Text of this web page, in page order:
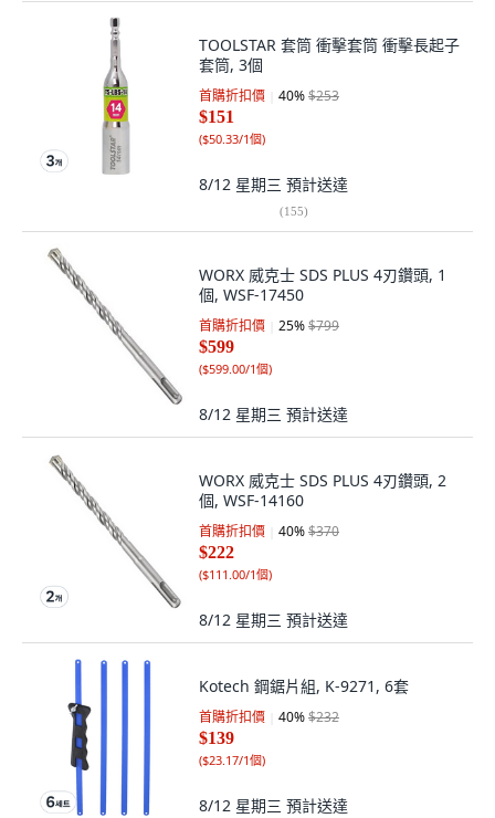
TOOLSTAR 套筒 衝擊套筒 衝擊長起子
套筒, 3個
首購折扣價 40%$253
$151
($50.33/1個)
8/12 星期三 預計送達
(155)
WORX 威克士 SDS PLUS 4刃鑽頭, 1
個, WSF-17450
首購折扣價 25%$799
$599
($599.00/1個)
8/12 星期三 預計送達
WORX 威克士 SDS PLUS 4刃鑽頭, 2
個, WSF-14160
首購折扣價 40%$370
$222
($111.00/1個)
8/12 星期三 預計送達
Kotech 鋼鋸片組, K-9271, 6套
首購折扣價 40%$232
$139
($23.17/1個)
8/12 星期三 預計送達